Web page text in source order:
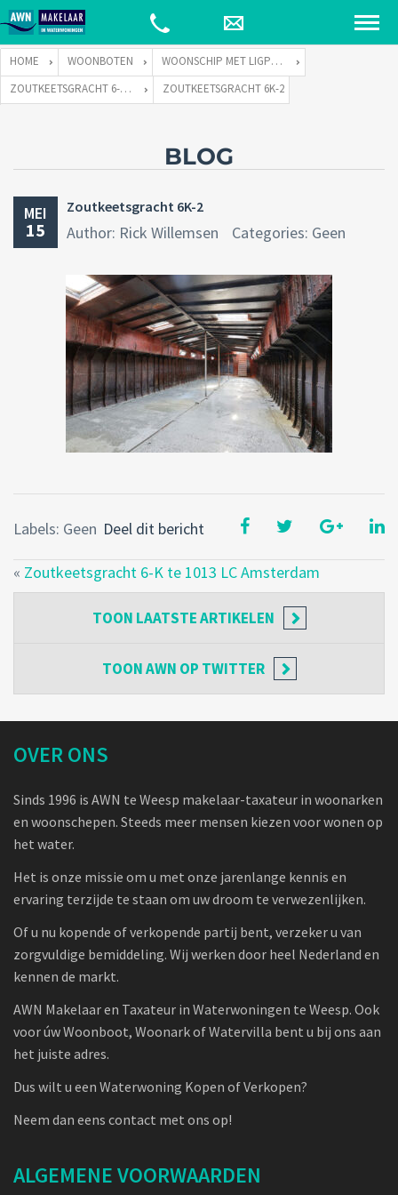
HOME WOONBOTEN
WOONSCHIP MET LIGPLAATS
ZOUTKEETSGRACHT 6-K TE 1013 LC AMSTERDAM
ZOUTKEETSGRACHT 6K-2
BLOG
MEI
15
Zoutkeetsgracht 6K-2
Author: Rick Willemsen Categories: Geen
Deel dit bericht
Labels: Geen
« Zoutkeetsgracht 6-K te 1013 LC Amsterdam
TOON LAATSTE ARTIKELEN
TOONAWN OP TWITTER
OVER ONS
Sinds 1996 is AWN te Weesp makelaar-taxateur in woonarken
en woonschepen. Steeds meer mensen kiezen voor wonen op
het water.
Het is onze missie om u met onze jarenlange kennis en
ervaring terzijde te staan om uw droom te verwezenlijken.
Of u nu kopende of verkopende partij bent, verzeker u van
zorgvuldige bemiddeling. Wij werken door heel Nederland en
kennen de markt.
AWN Makelaar en Taxateur in Waterwoningen te Weesp. Ook
voor úw Woonboot, Woonark of Watervilla bent u bij ons aan
het juiste adres.
Dus wilt u een Waterwoning Kopen of Verkopen?
Neem dan eens contact met ons op!
ALGEMENE VOORWAARDEN